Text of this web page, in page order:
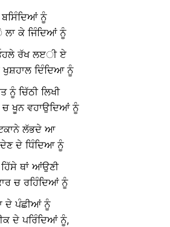
ਨੂੰ
ਕੇ ਜਿੰਦਿਆਂ ਨੂੰ
ਓਹਲੇ ਰੱਖ ਲੲੀ ਏ
ਦਿੰਦਿਆ ਨੂੰ
ਨੂੰ ਚਿੱਠੀ ਲਿਖੀ
ਚ ਖੂਨ ਵਹਾਉਦਿਆਂ ਨੂੰ
ਲੱਭਦੇ ਆ
ਦੇ ਧਿੰਦਿਆ ਨੂੰ
ਥਾਂ ਆਂਉਣੀ
ਚ ਰਹਿੰਦਿਆਂ ਨੂੰ
ਦੇ ਪੰਛੀਆਂ ਨੂੰ
ਦੇ ਪਰਿੰਦਿਆਂ ਨੂੰ,